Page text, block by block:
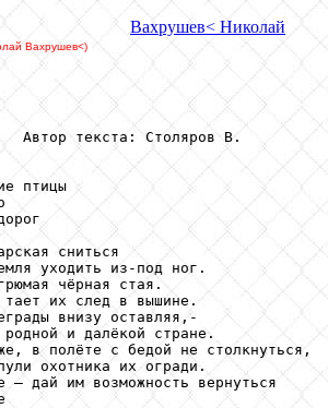
Вахрушев<)
Вахрушев< Николай
Автор текста: Столяров В.
птицы
сниться
уходить из-под ног.
чёрная стая.
их след в вышине.
внизу оставляя,-
и далёкой стране.
в полёте с бедой не столкнуться,
охотника их огради.
— дай им возможность вернуться